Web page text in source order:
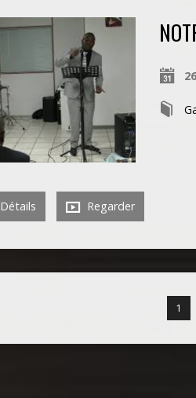
Détails Regarder
1